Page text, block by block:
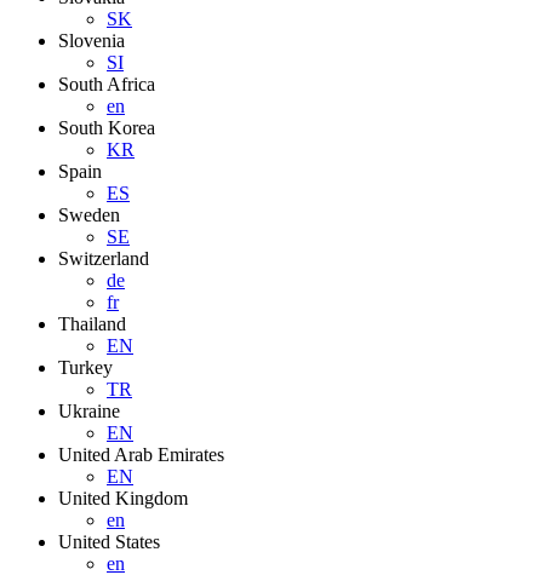
SK
Slovenia
SI
South Africa
en
South Korea
KR
Spain
ES
Sweden
SE
Switzerland
de
fr
Thailand
EN
Turkey
TR
Ukraine
EN
United Arab Emirates
EN
United Kingdom
en
United States
en